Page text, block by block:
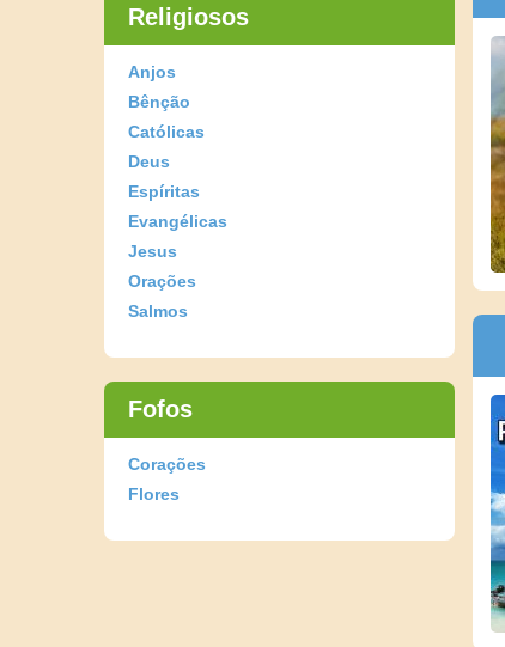
Religiosos
Anjos
Bênção
Católicas
Deus
Espíritas
Evangélicas
Jesus
Orações
Salmos
Fofos
Corações
Flores